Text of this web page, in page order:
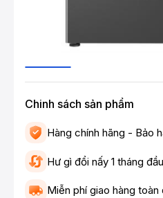
Chinh sách sản phẩm
Hàng chính hãng - Bảo
Hư gì đổi nấy 1 tháng đầu
Miễn phí giao hàng toàn